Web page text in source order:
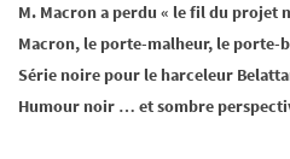
M. Macron a perdu « le fil du projet
Macron, le porte-malheur, le porte-
Série noire pour le harceleur
Humour noir … et sombre